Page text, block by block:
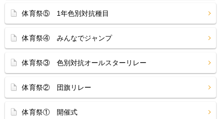
体育祭⑤ 1年色別対抗種目
体育祭④ みんなでジャンプ
体育祭③ 色別対抗オールスターリレー
体育祭② 団旗リレー
体育祭① 開催式